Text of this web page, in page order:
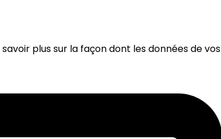
savoir plus sur la façon dont les données de vos